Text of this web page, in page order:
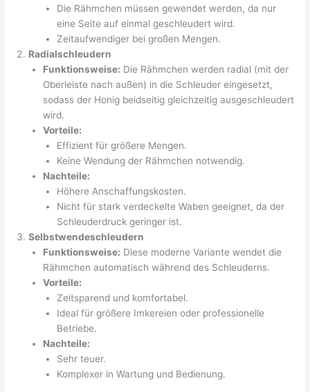
Die Rähmchen müssen gewendet werden, da nur
eine Seite auf einmal geschleudert wird.
Zeitaufwendiger bei großen Mengen.
Radialschleudern
Funktionsweise: Die Rähmchen werden radial (mit der
Oberleiste nach außen) in die Schleuder eingesetzt,
sodass der Honig beidseitig gleichzeitig ausgeschleudert
wird.
Vorteile:
Effizient für größere Mengen.
Keine Wendung der Rähmchen notwendig.
Nachteile:
Höhere Anschaffungskosten.
Nicht für stark verdeckelte Waben geeignet, da der
Schleuderdruck geringer ist.
Selbstwendeschleudern
Funktionsweise: Diese moderne Variante wendet die
Rähmchen automatisch während des Schleuderns.
Vorteile:
Zeitsparend und komfortabel.
Ideal für größere Imkereien oder professionelle
Betriebe.
Nachteile:
Sehr teuer.
Komplexer in Wartung und Bedienung.